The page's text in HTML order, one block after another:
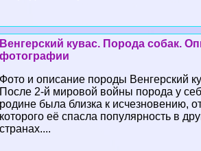
Венгерский кувас. Порода собак.
фотографии
Фото и описание породы Венгерский
После 2-й мировой войны порода у
родине была близка к исчезновению,
которого её спасла популярность в
странах....